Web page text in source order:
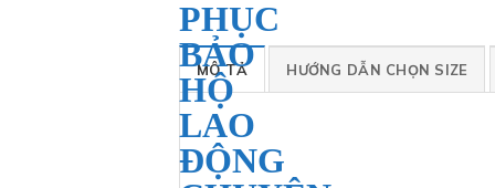
MÔ TẢ HƯỚNG DẪN CHỌN SIZE